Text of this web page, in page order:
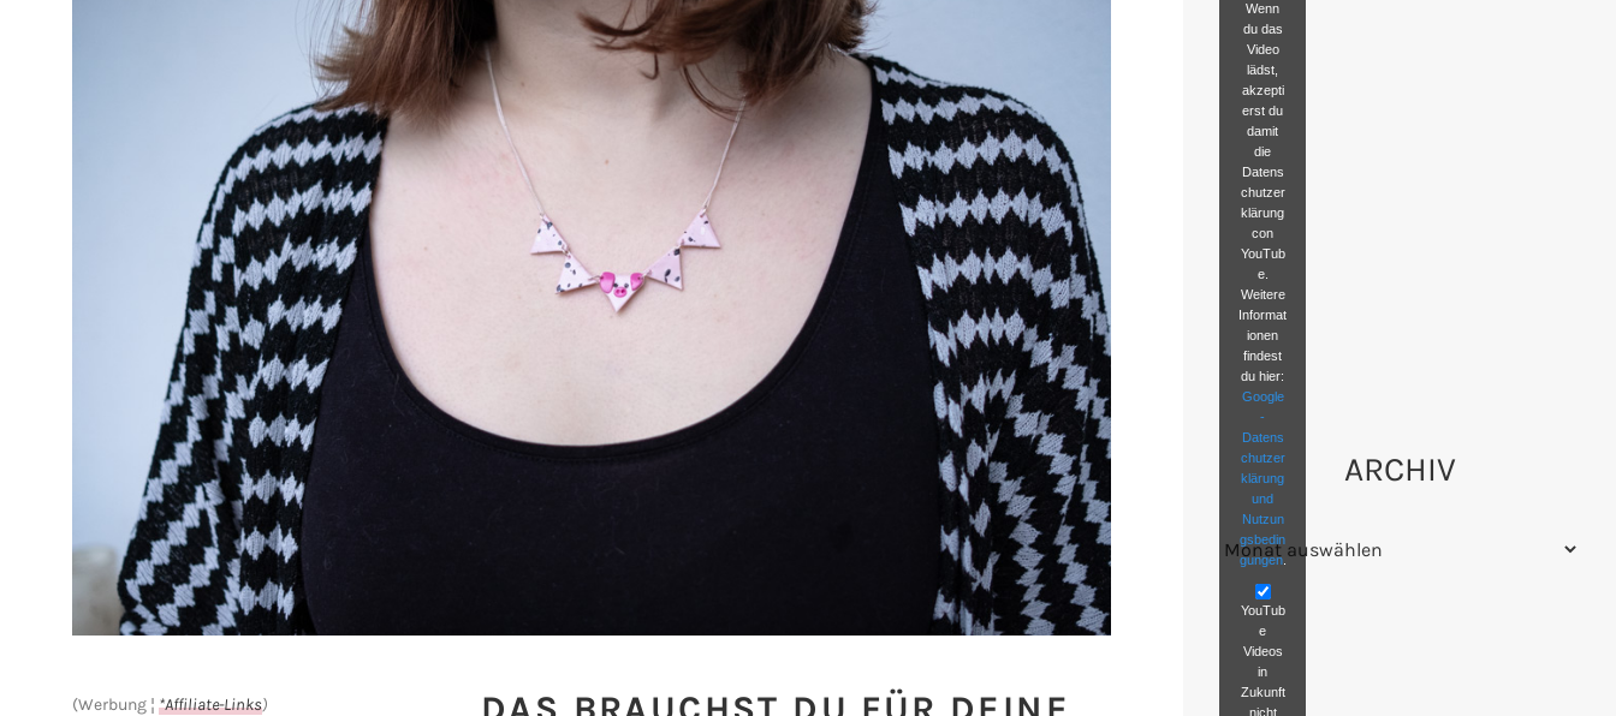
(Werbung ¦ *Affiliate-Links)
Wenn
du das
Video
lädst,
akzepti
erst du
damit
die
Datens
chutzer
klärung
con
YouTub
e.
Weitere
Informat
ionen
findest
du hier:
Google
-
Datens
chutzer
klärung
und
Nutzun
gsbedin
gungen.
YouTub
e
Videos
in
Zukunft
nicht
ARCHIV
Archiv